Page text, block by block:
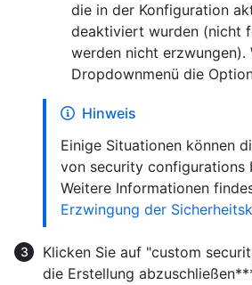
die in der Konfiguration
deaktiviert wurden (nicht
werden nicht erzwungen).
Dropdownmenü die
Hinweis
Einige Situationen können
von security configurations
Weitere Informationen
Erzwingung der
Klicken Sie auf "custom
die Erstellung